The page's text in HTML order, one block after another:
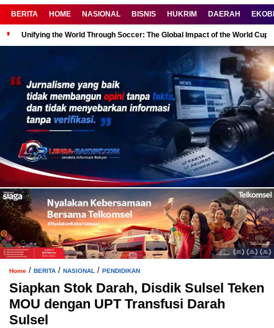
BERITA HOME NASIONAL BISNIS HUKRIM DAERAH
Unifying the World Through Soccer: The Global Impact of the World Cup
Home / BERITA / NASIONAL / PENDIDIKAN
Siapkan Stok Darah, Disdik Sulsel Teken
MOU dengan UPT Transfusi Darah
Sulsel